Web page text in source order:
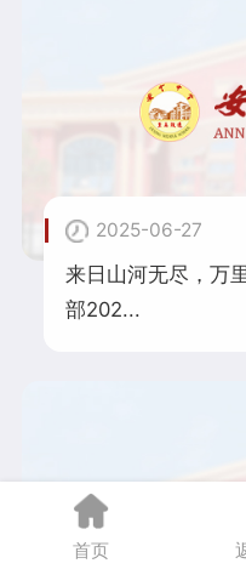
2025-06-27
来日山河无尽，万
部202...
首页